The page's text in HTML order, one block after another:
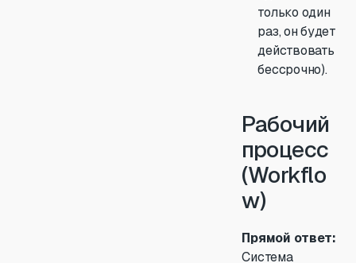
только один
раз, он будет
действовать
бессрочно).
Рабочий
процесс
(Workflo
w)
Прямой ответ:
Система